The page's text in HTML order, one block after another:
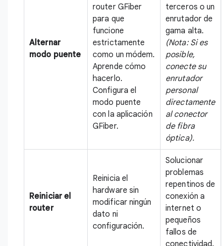
Alternar
modo puente
router GFiber
para que
funcione
estrictamente
como un módem.
Aprende cómo
hacerlo.
Configura el
modo puente
con la aplicación
GFiber.
terceros o un
enrutador de
gama alta.
(Nota: Si es
posible,
conecte su
enrutador
personal
directamente
al conector
de fibra
óptica).
Reiniciar el
router
Reinicia el
hardware sin
modificar ningún
dato ni
configuración.
Solucionar
problemas
repentinos de
conexión a
internet o
pequeños
fallos de
conectividad.